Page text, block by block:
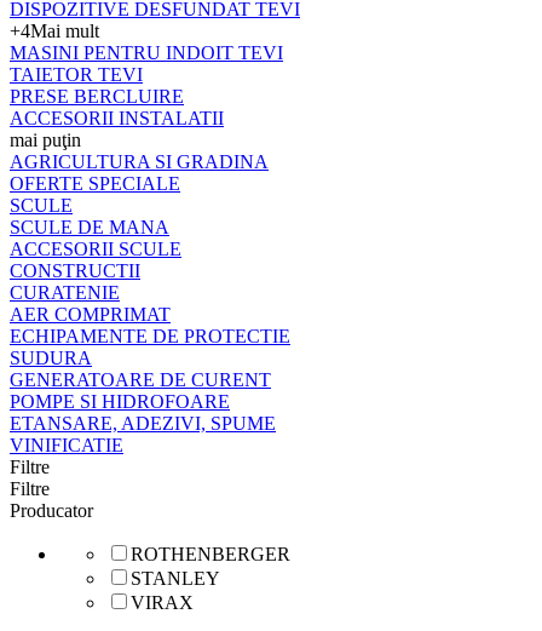
DISPOZITIVE DESFUNDAT TEVI
+4Mai mult
MASINI PENTRU INDOIT TEVI
TAIETOR TEVI
PRESE BERCLUIRE
ACCESORII INSTALATII
mai puţin
AGRICULTURA SI GRADINA
OFERTE SPECIALE
SCULE
SCULE DE MANA
ACCESORII SCULE
CONSTRUCTII
CURATENIE
AER COMPRIMAT
ECHIPAMENTE DE PROTECTIE
SUDURA
GENERATOARE DE CURENT
POMPE SI HIDROFOARE
ETANSARE, ADEZIVI, SPUME
VINIFICATIE
Filtre
Filtre
Producator
ROTHENBERGER
STANLEY
VIRAX